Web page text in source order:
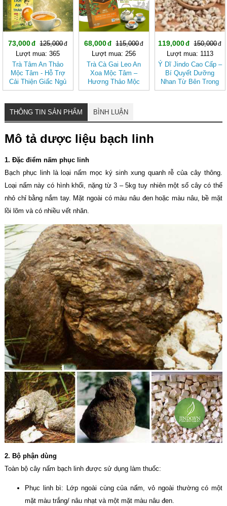
73,000
125,000
Lượt mua: 365
Trà Tâm An Thảo
Mộc Tâm - Hỗ Trợ
Cải Thiện Giấc Ngủ
(Hộp 30 túi lọc)
68,000
115,000
Lượt mua: 256
Trà Cà Gai Leo An
Xoa Mộc Tâm –
Hương Thảo Mộc
Cho Ngày Thư Thái
119,000
150,000
Lượt mua: 1113
Ý Dĩ Jindo Cao Cấp –
Bí Quyết Dưỡng
Nhan Từ Bên Trong
THÔNG TIN SẢN PHẨM BÌNH LUẬN
Mô tả dược liệu bạch linh
1. Đặc điểm nấm phục linh
Bạch phục linh là loại nấm mọc ký sinh xung quanh rễ của cây thông.
Loại nấm này có hình khối, nặng từ 3 – 5kg tuy nhiên một số cây có thể
nhỏ chỉ bằng nắm tay. Mặt ngoài có màu nâu đen hoặc màu nâu, bề mặt
lồi lõm và có nhiều vết nhăn.
2. Bộ phận dùng
Toàn bộ cây nấm bạch linh được sử dụng làm thuốc:
Phục linh bì: Lớp ngoài cùng của nấm, vỏ ngoài thường có một
mặt màu trắng/ nâu nhạt và một mặt màu nâu đen.